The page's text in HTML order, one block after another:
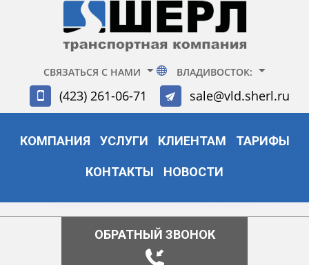
СВЯЗАТЬСЯ С НАМИ ВЛАДИВОСТОК:
(423) 261-06-71 sale@vld.sherl.ru
КОМПАНИЯ УСЛУГИ КЛИЕНТАМ ТАРИФЫ
КОНТАКТЫ НОВОСТИ
ОБРАТНЫЙ ЗВОНОК